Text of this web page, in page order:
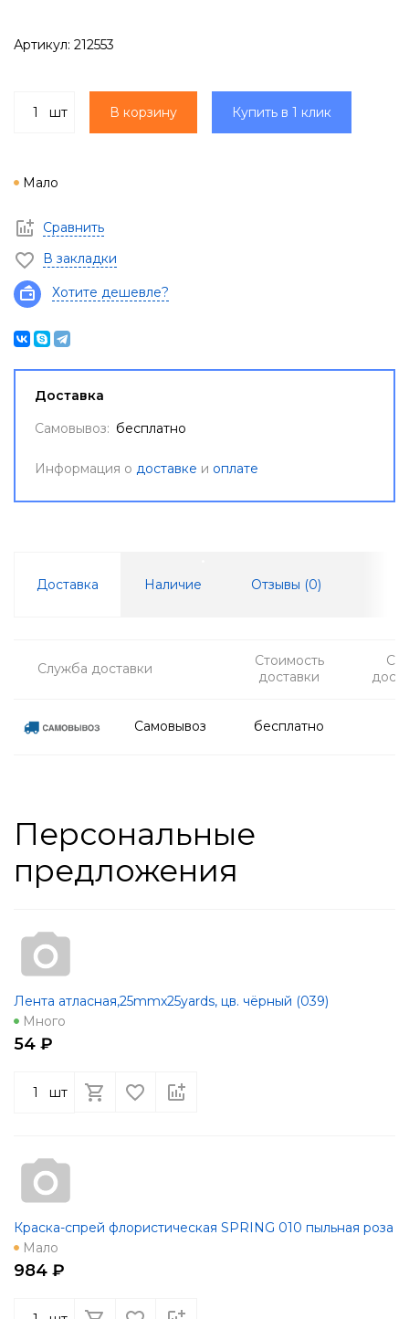
Артикул: 212553
шт В корзину Купить в 1 клик
Мало
Сравнить
В закладки
Хотите дешевле?
Доставка
Самовывоз: бесплатно
Информация о доставке и оплате
Доставка Наличие Отзывы (0)
Служба доставки
Стоимость
доставки
Самовывоз бесплатно
Персональные
предложения
Лента атласная,25mmx25yards, цв. чёрный (039)
Много
54 ₽
шт
Краска-спрей флористическая SPRING 010 пыльная роза
Мало
984 ₽